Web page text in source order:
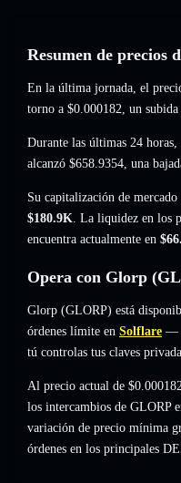
Resumen de precios
En la última jornada, el
torno a $0.000182, un
Durante las últimas 24
alcanzó $658.9354, una
Su capitalización de
$180.9K. La liquidez en los
encuentra actualmente en
Opera con Glorp
Glorp (GLORP) está
órdenes límite en Solflare —
tú controlas tus claves
Al precio actual de
los intercambios de GLORP
variación de precio mínima
órdenes en los principales